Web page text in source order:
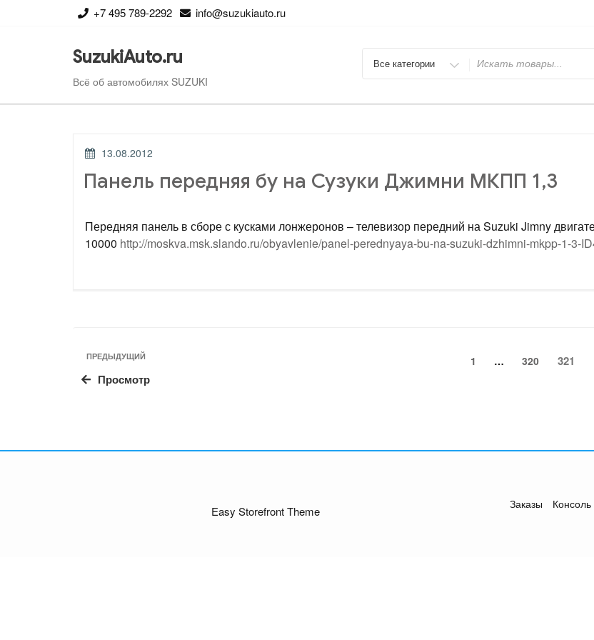
+7 495 789-2292 info@suzukiauto.ru
SuzukiAuto.ru
Всё об автомобилях SUZUKI
Искать
ОПУБЛИКОВАНО
13.08.2012
Панель передняя бу на Сузуки Джимни МКПП 1,3
Передняя панель в сборе с кусками лонжеронов – телевизор передний на Suzuki Jimny
10000 http://moskva.msk.slando.ru/obyavlenie/panel-perednyaya-bu-na-suzuki-dzhimni-mkpp-1-3-
Пагинация
записей
Предыдущая
запись
ПРЕДЫДУЩИЙ
Просмотр
Страница
1 … Страница
320 321
Easy Storefront Theme Заказы Консоль